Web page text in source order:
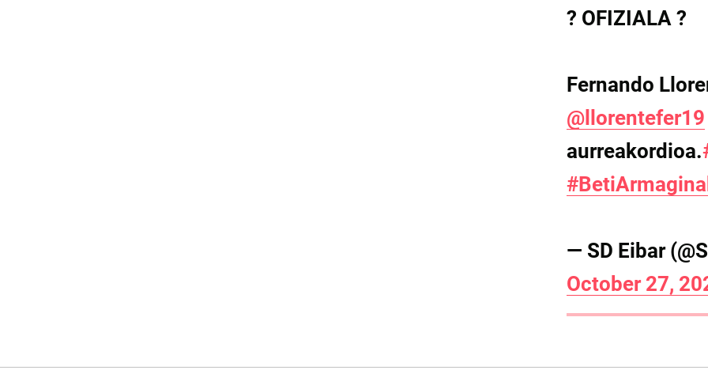
? OFIZIALA ?
Fernando
@llorentefer19
aurreakordioa.
— SD Eibar
October 27,